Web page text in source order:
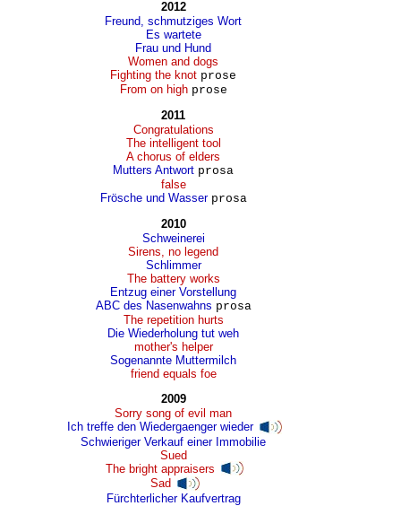
2012
Freund, schmutziges Wort
Es wartete
Frau und Hund
Women and dogs
Fighting the knot prose
From on high prose
2011
Congratulations
The intelligent tool
A chorus of elders
Mutters Antwort prosa
false
Frösche und Wasser prosa
2010
Schweinerei
Sirens, no legend
Schlimmer
The battery works
Entzug einer Vorstellung
ABC des Nasenwahns prosa
The repetition hurts
Die Wiederholung tut weh
mother's helper
Sogenannte Muttermilch
friend equals foe
2009
Sorry song of evil man
Ich treffe den Wiedergaenger wieder
Schwieriger Verkauf einer Immobilie
Sued
The bright appraisers
Sad
Fürchterlicher Kaufvertrag